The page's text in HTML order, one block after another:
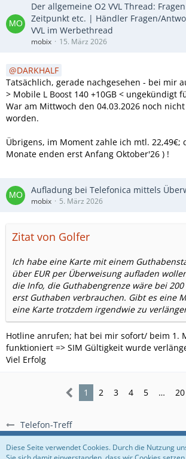
Telefon-Treff
Der allgemeine O2 VVL Thread:
Zeitpunkt etc. | Händler Fragen/
VVL im Werbethread
mobix 15. März 2026
DARKHALF
Tatsächlich, gerade nachgesehen - bei mir
> Mobile L Boost 140 +10GB < ungekündigt
War am Mittwoch den 04.03.2026 noch
worden.
Übrigens, im Moment zahle ich mtl. 22,49€;
Monate enden erst Anfang Oktober'26 ) !
Aufladung bei Telefonica mittels
mobix 5. März 2026
Zitat von Golfer
Ich habe eine Karte mit einem
über EUR per Überweisung aufladen
die Info, die Guthabengrenze wäre bei 200
erst Guthaben verbrauchen. Gibt es eine
eine Karte trotzdem irgendwie zu
Hotline anrufen; hat bei mir sofort/ beim 1.
funktioniert => SIM Gültigkeit wurde
Viel Erfolg
1 2 3 4 5 … 20
Regeln Datenschutzerklärung Impressum
Diese Seite verwendet Cookies. Durch die Nutzung